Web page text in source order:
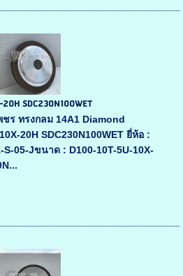
SDC230N100WET
ร ทรงกลม 14A1 Diamond
20H SDC230N100WET ยี่ห้อ :
05-Jขนาด : D100-10T-5U-10X-